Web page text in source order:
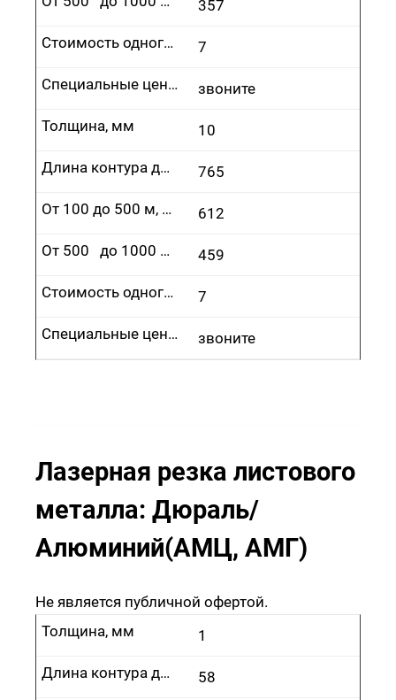
357
7
Стоимость одного врезания, руб.
звоните
Специальные цены
10
Толщина, мм
765
Длина контура до 100 м, руб.
612
От 100 до 500 м, руб.
459
От 500 до 1000 м, руб.
7
Стоимость одного врезания, руб.
звоните
Специальные цены
Лазерная резка листового
металла: Дюраль/
Алюминий(АМЦ, АМГ)
Не является публичной офертой.
1
Толщина, мм
58
Длина контура до 100 м, руб.